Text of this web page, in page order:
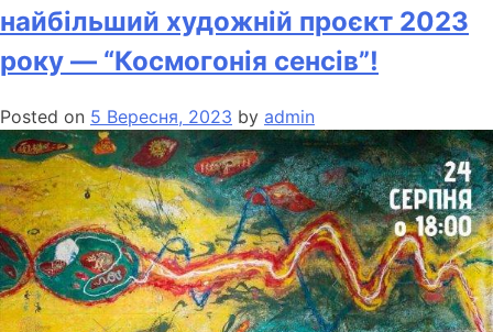
найбільший художній проєкт 2023
року — “Космогонія сенсів”!
Posted on 5 Вересня, 2023 by admin